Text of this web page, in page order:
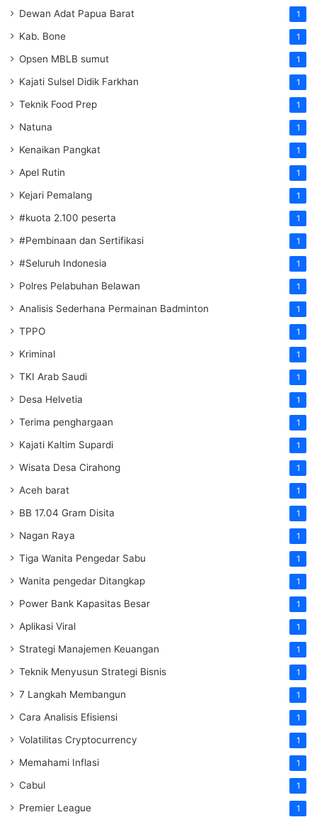
Dewan Adat Papua Barat 1
Kab. Bone 1
Opsen MBLB sumut 1
Kajati Sulsel Didik Farkhan 1
Teknik Food Prep 1
Natuna 1
Kenaikan Pangkat 1
Apel Rutin 1
Kejari Pemalang 1
#kuota 2.100 peserta 1
#Pembinaan dan Sertifikasi 1
#Seluruh Indonesia 1
Polres Pelabuhan Belawan 1
Analisis Sederhana Permainan Badminton 1
TPPO 1
Kriminal 1
TKI Arab Saudi 1
Desa Helvetia 1
Terima penghargaan 1
Kajati Kaltim Supardi 1
Wisata Desa Cirahong 1
Aceh barat 1
BB 17.04 Gram Disita 1
Nagan Raya 1
Tiga Wanita Pengedar Sabu 1
Wanita pengedar Ditangkap 1
Power Bank Kapasitas Besar 1
Aplikasi Viral 1
Strategi Manajemen Keuangan 1
Teknik Menyusun Strategi Bisnis 1
7 Langkah Membangun 1
Cara Analisis Efisiensi 1
Volatilitas Cryptocurrency 1
Memahami Inflasi 1
Cabul 1
Premier League 1